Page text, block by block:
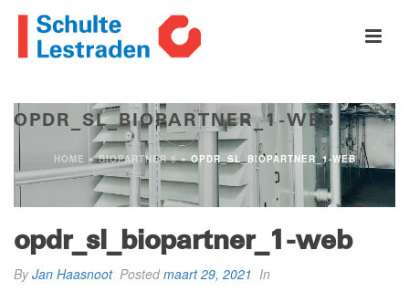
OPDR_SL_BIOPARTNER_1-WEB
HOME »BIOPARTNER 5»OPDR_SL_BIOPARTNER_1-WEB
opdr_sl_biopartner_1-web
ByJan Haasnoot Postedmaart 29, 2021 In